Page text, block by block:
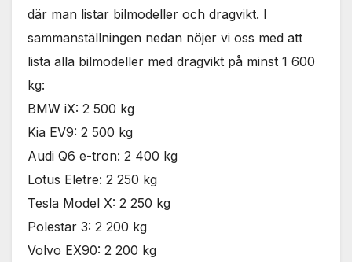
där man listar bilmodeller och dragvikt. I
sammanställningen nedan nöjer vi oss med att
lista alla bilmodeller med dragvikt på minst 1 600
kg:
BMW iX: 2 500 kg
Kia EV9: 2 500 kg
Audi Q6 e-tron: 2 400 kg
Lotus Eletre: 2 250 kg
Tesla Model X: 2 250 kg
Polestar 3: 2 200 kg
Volvo EX90: 2 200 kg
baserat på
hemsidan
används.